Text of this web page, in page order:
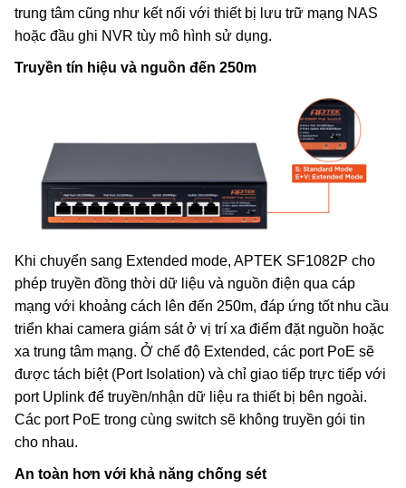
trung tâm cũng như kết nối với thiết bị lưu trữ mạng NAS
hoặc đầu ghi NVR tùy mô hình sử dụng.
Truyền tín hiệu và nguồn đến 250m
Khi chuyển sang Extended mode, APTEK SF1082P cho
phép truyền đồng thời dữ liệu và nguồn điện qua cáp
mạng với khoảng cách lên đến 250m, đáp ứng tốt nhu cầu
triển khai camera giám sát ở vị trí xa điểm đặt nguồn hoặc
xa trung tâm mạng. Ở chế độ Extended, các port PoE sẽ
được tách biệt (Port Isolation) và chỉ giao tiếp trực tiếp với
port Uplink để truyền/nhận dữ liệu ra thiết bị bên ngoài.
Các port PoE trong cùng switch sẽ không truyền gói tin
cho nhau.
An toàn hơn với khả năng chống sét